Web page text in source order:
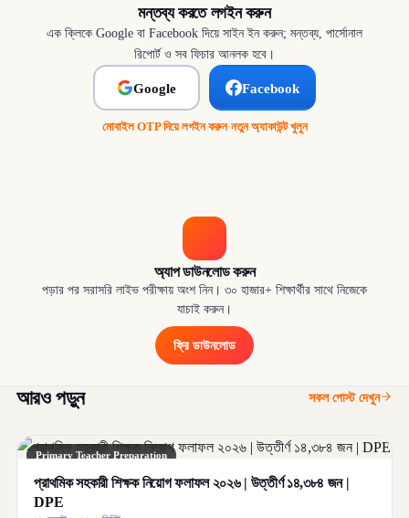
মন্তব্য করতে লগইন করুন
এক ক্লিকে Google বা Facebook দিয়ে সাইন ইন করুন; মন্তব্য, পার্সোনাল
রিপোর্ট ও সব ফিচার আনলক হবে।
Google Facebook
মোবাইল OTP দিয়ে লগইন করুন·নতুন অ্যাকাউন্ট খুলুন
অ্যাপ ডাউনলোড করুন
পড়ার পর সরাসরি লাইভ পরীক্ষায় অংশ নিন। ৩০ হাজার+ শিক্ষার্থীর সাথে নিজেকে
যাচাই করুন।
ফ্রি ডাউনলোড
আরও পড়ুন সকল পোস্ট দেখুন
Primary Teacher Preparation
প্রাথমিক সহকারী শিক্ষক নিয়োগ ফলাফল ২০২৬ | উত্তীর্ণ ১৪,৩৮৪ জন |
DPE